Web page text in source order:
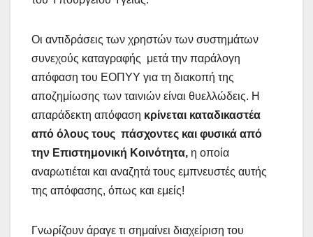
Οι αντιδράσεις των χρηστών των συστημάτων
συνεχούς καταγραφής μετά την παράλογη
απόφαση του ΕΟΠΥΥ για τη διακοπή της
αποζημίωσης των ταινιών είναι θυελλώδεις. Η
απαράδεκτη απόφαση κρίνεται καταδικαστέα
από όλους τους πάσχοντες και φυσικά από
την Επιστημονική Κοινότητα, η οποία
αναρωτιέται και αναζητά τους εμπνευστές αυτής
της απόφασης, όπως και εμείς!
Γνωρίζουν άραγε τι σημαίνει διαχείριση του